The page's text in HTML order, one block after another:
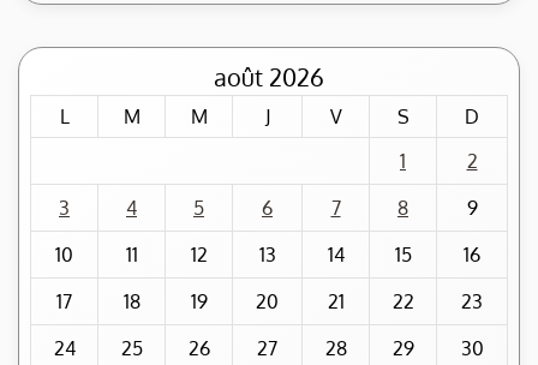
août 2026
L M M J V S
D
1
2
3
4 5 6 7 8
9
10
11 12 13 14 15
16
17
18 19 20 21 22
23
24
25 26 27 28 29
30